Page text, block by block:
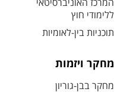
המרכז האוניברסיטאי
ללימודי חוץ
תוכניות בין-לאומיות
מחקר ויזמות
מחקר בבן-גוריון